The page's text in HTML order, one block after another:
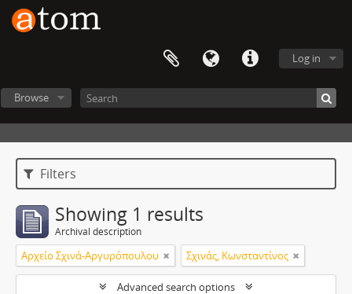
Log in
Browse
Filters
Showing 1 results
Archival description
Αρχείο Σχινά-Αργυρόπουλου Σχινάς, Κωνσταντίνος
Advanced search options